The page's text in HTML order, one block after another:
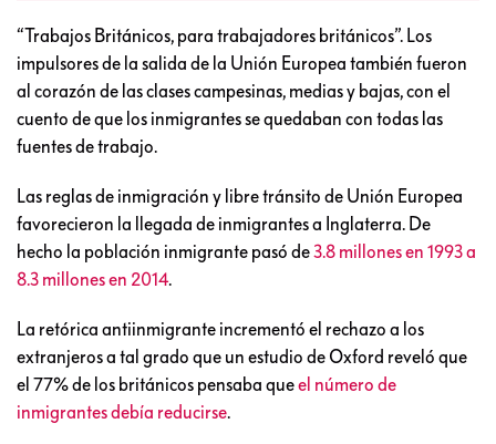
Nigel Farage, líder
del UKIP, impulsó
como plataforma
política el rechazo
(AP)
impulsores de la salida de la Unión Europea también fueron
al corazón de las clases campesinas, medias y bajas, con el
cuento de que los inmigrantes se quedaban con todas las
fuentes de trabajo.